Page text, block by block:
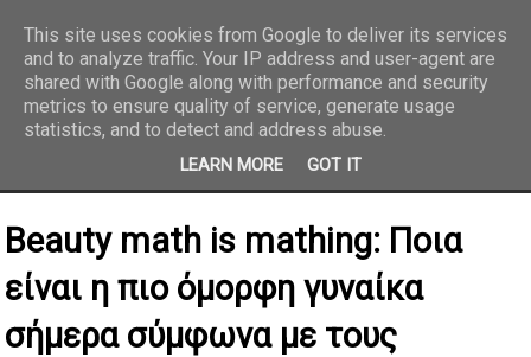
REPORTAZ NET
Beauty math is mathing: Ποια
είναι η πιο όμορφη γυναίκα
σήμερα σύμφωνα με τους
This site uses cookies from Google to deliver its services
and to analyze traffic. Your IP address and user-agent are
shared with Google along with performance and security
metrics to ensure quality of service, generate usage
statistics, and to detect and address abuse.
LEARN MORE GOT IT